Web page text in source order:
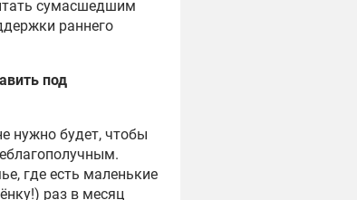
сумасшедшим
раннего
под
нужно будет, чтобы
где есть маленькие
раз в месяц